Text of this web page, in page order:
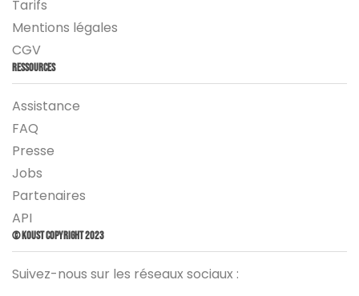
Tarifs
Mentions légales
CGV
Ressources
Assistance
FAQ
Presse
Jobs
Partenaires
API
© Koust Copyright 2023
Suivez-nous sur les réseaux sociaux :